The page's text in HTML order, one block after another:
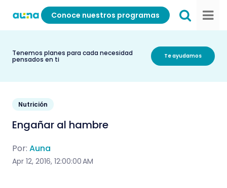
Conoce nuestros programas
Tenemos planes para cada necesidad
pensados en ti Te ayudamos
Nutrición
Engañar al hambre
Por: Auna
Apr 12, 2016, 12:00:00 AM